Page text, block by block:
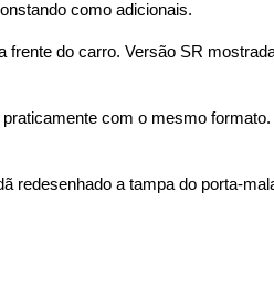
como adicionais.
do carro. Versão SR
com o mesmo
redesenhado a tampa do porta-